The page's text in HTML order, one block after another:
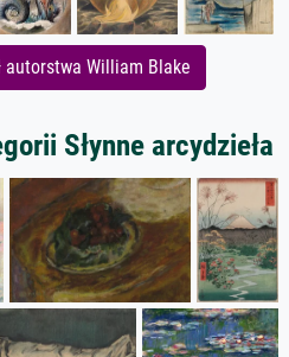
autorstwa William Blake
Słynne arcydzieła